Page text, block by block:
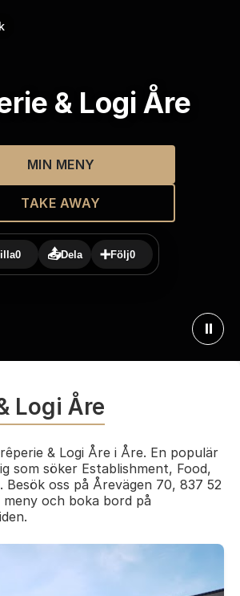
& Logi Åre
MIN MENY
TAKE AWAY
0 📤Dela ➕Följ0
⏸
Logi Åre
& Logi Åre i Åre. En populär
som söker Establishment, Food,
oss på Årevägen 70, 837 52
meny och boka bord på